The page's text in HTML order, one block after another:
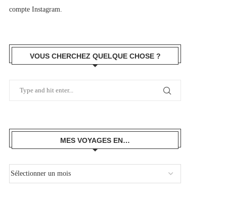
compte Instagram.
VOUS CHERCHEZ QUELQUE CHOSE ?
MES VOYAGES EN…